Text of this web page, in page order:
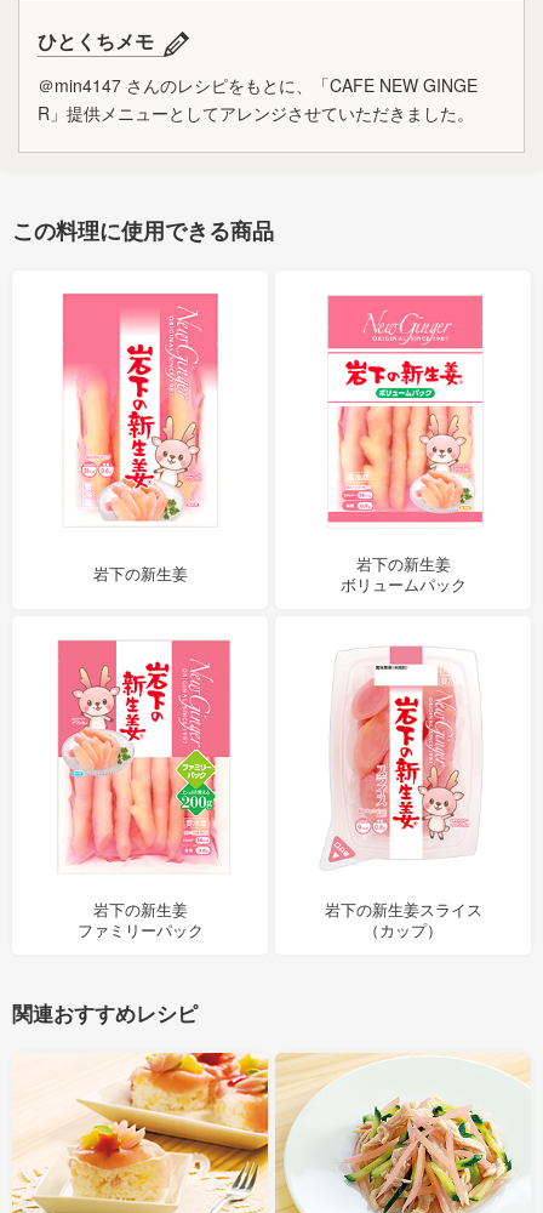
ひとくちメモ
＠min4147 さんのレシピをもとに、「CAFE NEW GINGE
R」提供メニューとしてアレンジさせていただきました。
この料理に使用できる商品
岩下の新生姜
岩下の新生姜
ボリュームパック
岩下の新生姜
ファミリーパック
岩下の新生姜スライス
（カップ）
関連おすすめレシピ